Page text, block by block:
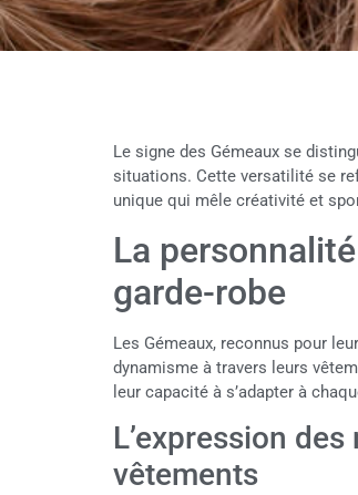
Le signe des Gémeaux se
situations. Cette versatilité se
unique qui mêle créativité et
La
garde-robe
Les Gémeaux, reconnus pour
dynamisme à travers leurs
leur capacité à s’adapter à
L’expression
vêtements